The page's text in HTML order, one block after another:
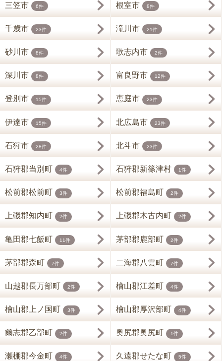
三笠市 6件 根室市 8件
千歳市 23件 滝川市 21件
砂川市 8件 歌志内市 2件
深川市 8件 富良野市 12件
登別市 15件 恵庭市 23件
伊達市 15件 北広島市 23件
石狩市 28件 北斗市 23件
石狩郡当別町 4件 石狩郡新篠津村 1件
松前郡松前町 3件 松前郡福島町 2件
上磯郡知内町 2件 上磯郡木古内町 2件
亀田郡七飯町 11件 茅部郡鹿部町 2件
茅部郡森町 7件 二海郡八雲町 7件
山越郡長万部町 2件 檜山郡江差町 4件
檜山郡上ノ国町 3件 檜山郡厚沢部町 4件
爾志郡乙部町 2件 奥尻郡奥尻町 1件
瀬棚郡今金町 4件 久遠郡せたな町 5件